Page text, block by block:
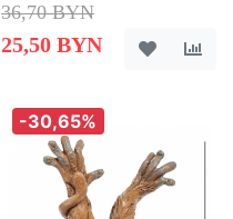
36,70 BYN
25,50 BYN
-30,65%